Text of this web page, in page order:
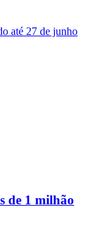
até 27 de junho
de 1 milhão